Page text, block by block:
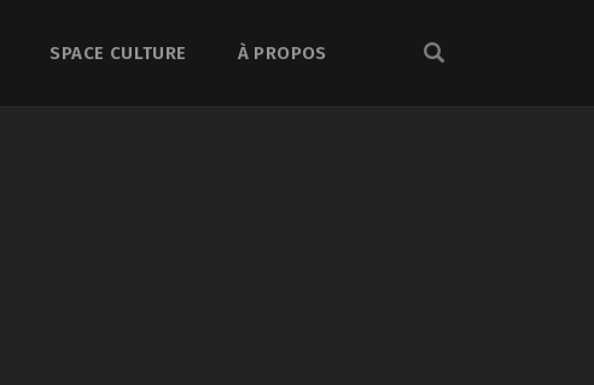
SPACE CULTURE À PROPOS